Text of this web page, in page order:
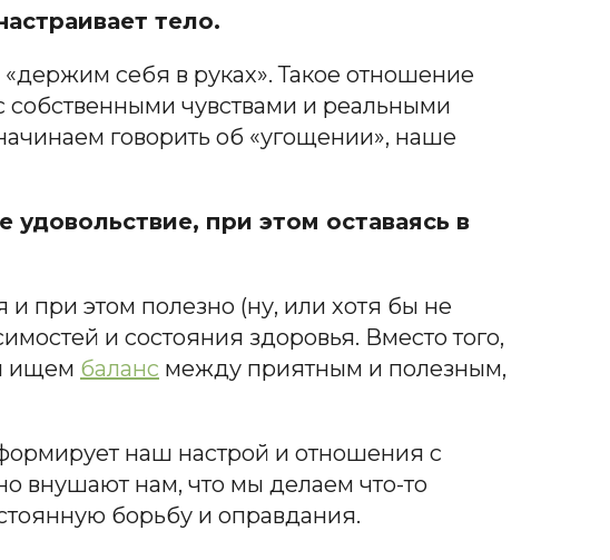
тело.
«держим себя в руках». Такое отношение
собственными чувствами и реальными
говорить об «угощении», наше
при этом оставаясь в
и при этом полезно (ну, или хотя бы не
и состояния здоровья. Вместо того,
ищем баланс между приятным и полезным,
наш настрой и отношения с
внушают нам, что мы делаем что-то
борьбу и оправдания.